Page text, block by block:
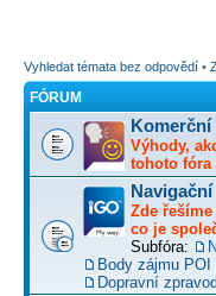
Vyhledat témata bez odpovědí •
FÓRUM
Komerční
Výhody,
tohoto fóra
Zde
co je
Subfóra:
Body zájmu POI
Dopravní